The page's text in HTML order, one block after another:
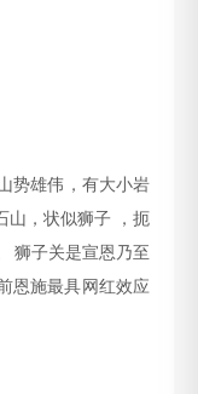
山势雄伟，有大小岩
山，状似狮子
，扼
狮子关是宣恩乃至
恩施最具网红效应